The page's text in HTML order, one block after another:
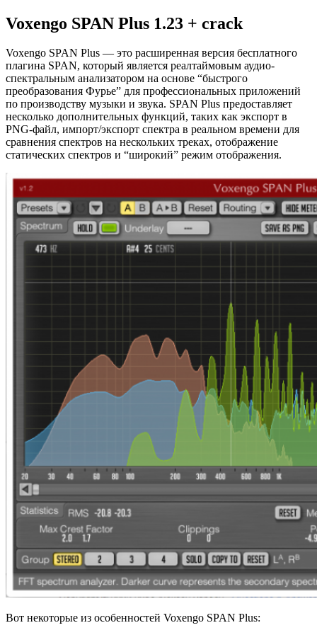
Voxengo SPAN Plus 1.23 + crack
Voxengo SPAN Plus — это расширенная версия бесплатного
плагина SPAN, который является реалтаймовым аудио-
спектральным анализатором на основе “быстрого
преобразования Фурье” для профессиональных приложений
по производству музыки и звука. SPAN Plus предоставляет
несколько дополнительных функций, таких как экспорт в
PNG-файл, импорт/экспорт спектра в реальном времени для
сравнения спектров на нескольких треках, отображение
статических спектров и “широкий” режим отображения.
Вот некоторые из особенностей Voxengo SPAN Plus: